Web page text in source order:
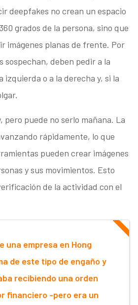
deepfakes no crean un espacio
grados de la persona, sino que
imágenes planas de frente. Por
sospechan, deben pedir a la
izquierda o a la derecha y, si la
pero puede no serlo mañana. La
rápidamente, lo que
pueden crear imágenes
y sus movimientos. Esto
de la actividad con el
una empresa en Hong
de este tipo de engaño y
recibiendo una orden
financiero -pero era un